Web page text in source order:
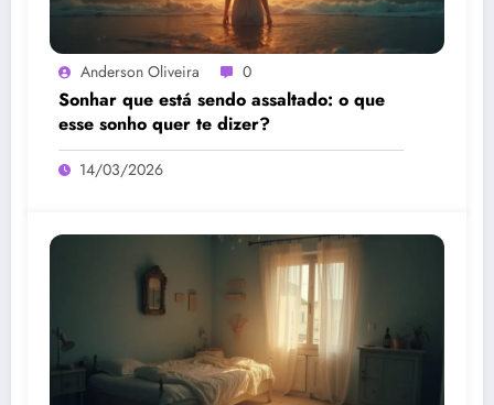
Anderson Oliveira 0
Sonhar que está sendo assaltado: o que
esse sonho quer te dizer?
14/03/2026